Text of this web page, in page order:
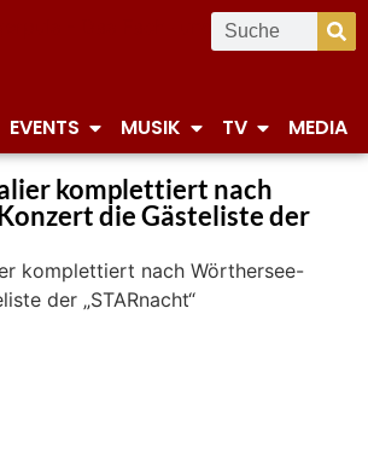
EVENTS MUSIK TV MEDIA
komplettiert nach
die Gästeliste der